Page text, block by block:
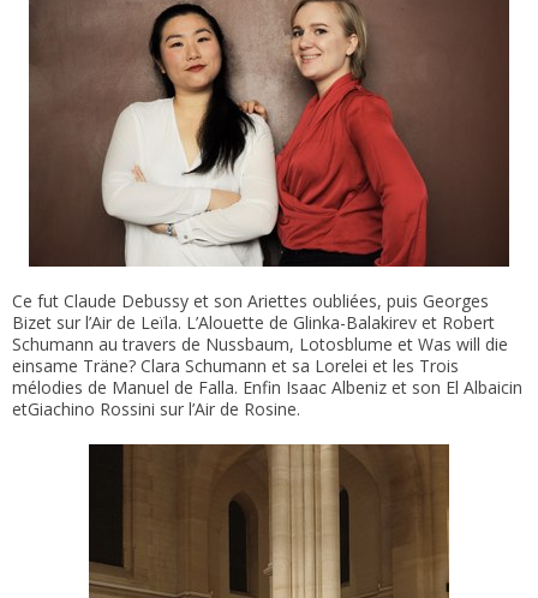
Ce fut Claude Debussy et son Ariettes oubliées, puis Georges
Bizet sur l’Air de Leïla. L’Alouette de Glinka-Balakirev et Robert
Schumann au travers de Nussbaum, Lotosblume et Was will die
einsame Träne? Clara Schumann et sa Lorelei et les Trois
mélodies de Manuel de Falla. Enfin Isaac Albeniz et son El Albaicin
etGiachino Rossini sur l’Air de Rosine.